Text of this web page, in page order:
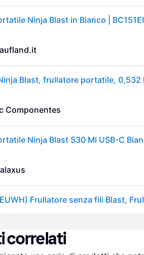
Componentes
Ninja Blast 530 Ml USB-C
correlati